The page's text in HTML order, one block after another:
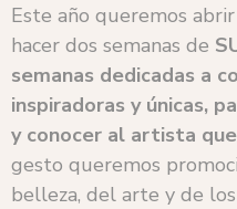
Este año queremos
hacer dos semanas de
semanas dedicadas a
inspiradoras y únicas,
y conocer al artista
gesto queremos
belleza, del arte y de